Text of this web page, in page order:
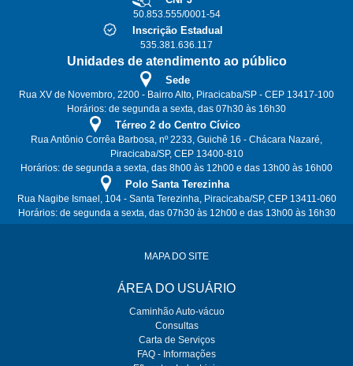
50.853.555/0001-54
Inscrição Estadual
535.381.636.117
Unidades de atendimento ao público
Sede
Rua XV de Novembro, 2200 - Bairro Alto, Piracicaba/SP - CEP 13417-100
Horários: de segunda a sexta, das 07h30 às 16h30
Térreo 2 do Centro Cívico
Rua Antônio Corrêa Barbosa, nº 2233, Guichê 16 - Chácara Nazaré,
Piracicaba/SP, CEP 13400-810
Horários: de segunda a sexta, das 8h00 às 12h00 e das 13h00 às 16h00
Polo Santa Terezinha
Rua Nagibe Ismael, 104 - Santa Terezinha, Piracicaba/SP, CEP 13411-060
Horários: de segunda a sexta, das 07h30 às 12h00 e das 13h00 às 16h30
MAPA DO SITE
ÁREA DO USUÁRIO
Caminhão Auto-vácuo
Consultas
Carta de Serviços
FAQ - Informações